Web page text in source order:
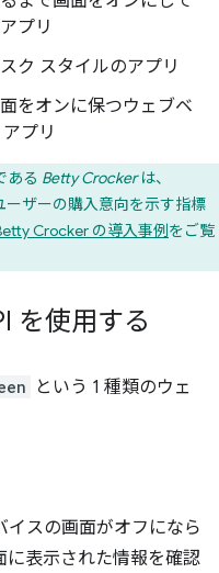
プリ
ク スタイルのアプリ
をオンに保つウェブベ
プリ
ある Betty Crockerは、
ーザーの購入意向を示す指標
Crocker の導入事例をご覧
を使用する
という 1 種類のウェ
イスの画面がオフになら
に表示された情報を確認